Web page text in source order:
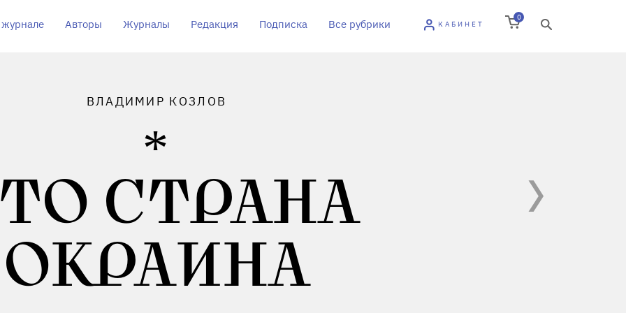
Авторы Журналы Редакция Подписка Все рубрики КАБИНЕТ
0
ВЛАДИМИР КОЗЛОВ
СТРАНА
ОКРАИНА